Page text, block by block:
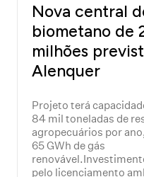
Nova central
biometano de
milhões
Alenquer
Projeto terá
84 mil toneladas de
agropecuários por
65 GWh de gás
pelo licenciamento